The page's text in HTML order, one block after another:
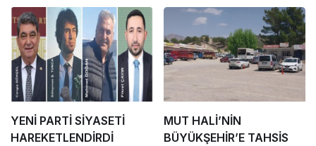
YENİ PARTİ SİYASETİ
HAREKETLENDİRDİ
MUT HALİ’NİN
BÜYÜKŞEHİR’E TAHSİS